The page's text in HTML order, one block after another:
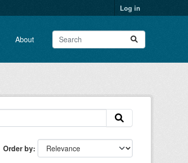
Log in
About
Order by